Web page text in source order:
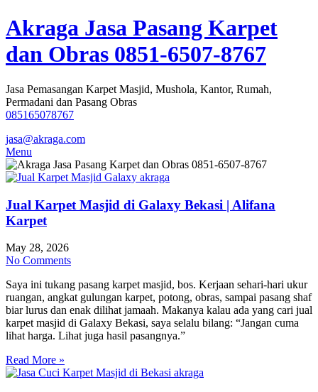
Skip
to
content
Akraga Jasa Pasang Karpet
dan Obras 0851-6507-8767
Jasa Pemasangan Karpet Masjid, Mushola, Kantor, Rumah,
Permadani dan Pasang Obras
085165078767
jasa@akraga.com
Menu
Jual Karpet Masjid di Galaxy Bekasi | Alifana
Karpet
May 28, 2026
No Comments
Saya ini tukang pasang karpet masjid, bos. Kerjaan sehari-hari ukur
ruangan, angkat gulungan karpet, potong, obras, sampai pasang shaf
biar lurus dan enak dilihat jamaah. Makanya kalau ada yang cari jual
karpet masjid di Galaxy Bekasi, saya selalu bilang: “Jangan cuma
lihat harga. Lihat juga hasil pasangnya.”
Read More »